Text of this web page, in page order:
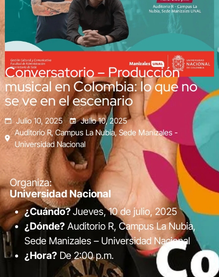
Conversatorio – Producción
musical en Colombia: lo que no
se ve en el escenario
Julio 10, 2025
Julio 10, 2025
Auditorio R, Campus La Nubia, Sede Manizales -
Universidad Nacional
Organiza:
Universidad Nacional
¿Cuándo?Jueves, 10 de julio, 2025
¿Dónde? Auditorio R, Campus La Nubia,
Sede Manizales – Universidad Nacional
¿Hora? De 2:00 p.m.